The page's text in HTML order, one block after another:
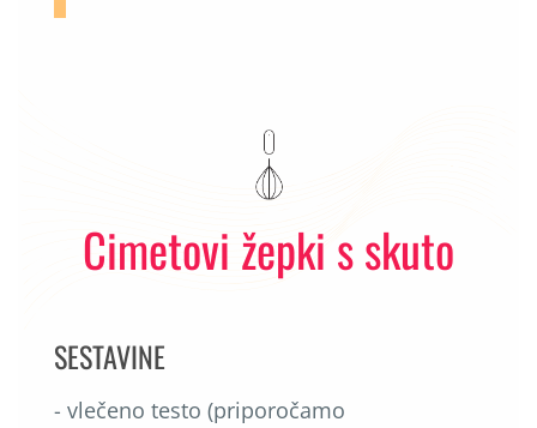
Cimetovi žepki s skuto
SESTAVINE
- vlečeno testo (priporočamo